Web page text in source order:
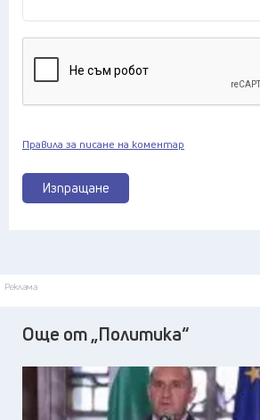
Изпращане
Правила за писане на коментар
Реклама
Още от „Политика“